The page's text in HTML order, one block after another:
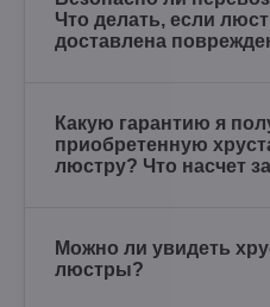
Что делать, если
доставлена
Какую гарантию я
приобретенную
люстру? Что насчет
Можно ли увидеть
люстры?